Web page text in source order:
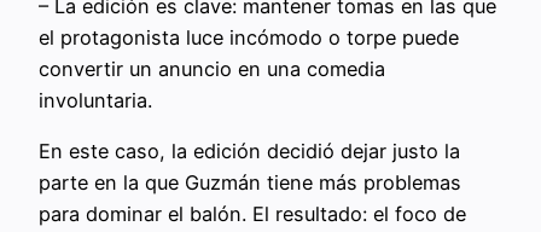
– La edición es clave: mantener tomas en las que
el protagonista luce incómodo o torpe puede
convertir un anuncio en una comedia
involuntaria.
En este caso, la edición decidió dejar justo la
parte en la que Guzmán tiene más problemas
para dominar el balón. El resultado: el foco de